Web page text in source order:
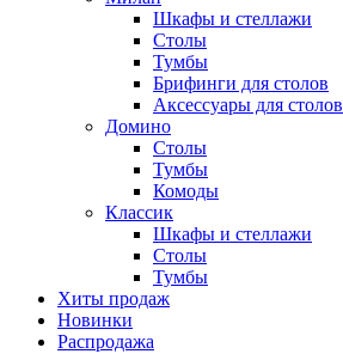
Шкафы и стеллажи
Столы
Тумбы
Брифинги для столов
Аксессуары для столов
Домино
Столы
Тумбы
Комоды
Классик
Шкафы и стеллажи
Столы
Тумбы
Хиты продаж
Новинки
Распродажа